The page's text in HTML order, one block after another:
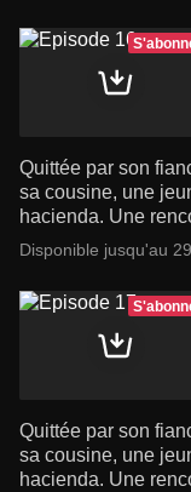
Quittée par son
sa cousine, une
hacienda. Une
Disponible jusqu'au
Quittée par son
sa cousine, une
hacienda. Une